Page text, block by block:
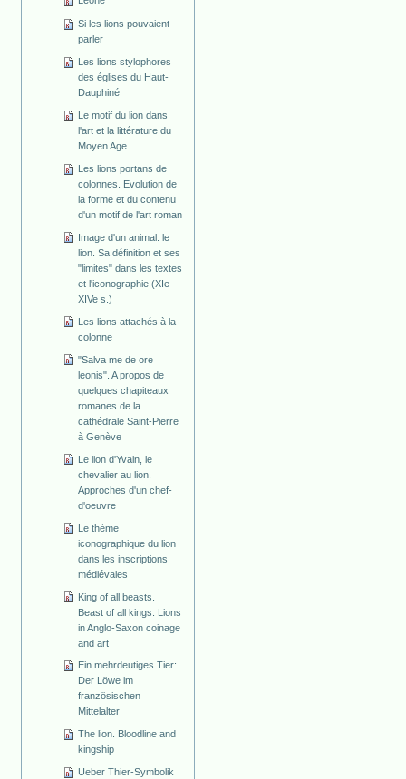
Si les lions pouvaient
parler
Les lions stylophores
des églises du Haut-
Dauphiné
Le motif du lion dans
l'art et la littérature du
Moyen Age
Les lions portans de
colonnes. Evolution de
la forme et du contenu
d'un motif de l'art roman
Image d'un animal: le
lion. Sa définition et ses
"limites" dans les textes
et l'iconographie (XIe-
XIVe s.)
Les lions attachés à la
colonne
"Salva me de ore
leonis". A propos de
quelques chapiteaux
romanes de la
cathédrale Saint-Pierre
à Genève
Le lion d'Yvain, le
chevalier au lion.
Approches d'un chef-
d'oeuvre
Le thème
iconographique du lion
dans les inscriptions
médiévales
King of all beasts.
Beast of all kings. Lions
in Anglo-Saxon coinage
and art
Ein mehrdeutiges Tier:
Der Löwe im
französischen
Mittelalter
The lion. Bloodline and
kingship
Ueber Thier-Symbolik